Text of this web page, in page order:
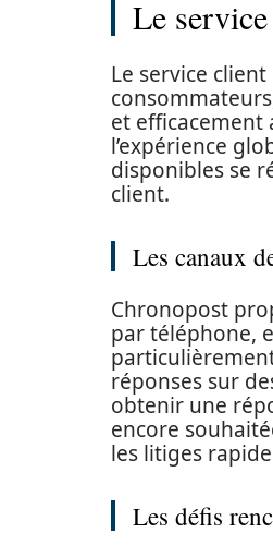
Le
Le service
et
l’expérience
disponibles se
client.
Les canaux
Chronopost
par téléphone,
réponses sur
obtenir une
encore
les litiges
Les défis